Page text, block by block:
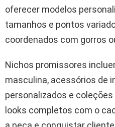
oferecer modelos
tamanhos e pontos
coordenados com gorros
Nichos promissores
masculina, acessórios de
personalizados e
looks completos com o